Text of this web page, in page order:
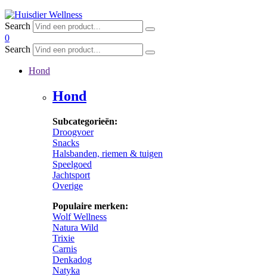
Search
0
Search
Hond
Hond
Subcategorieën:
Droogvoer
Snacks
Halsbanden, riemen & tuigen
Speelgoed
Jachtsport
Overige
Populaire merken:
Wolf Wellness
Natura Wild
Trixie
Carnis
Denkadog
Natyka